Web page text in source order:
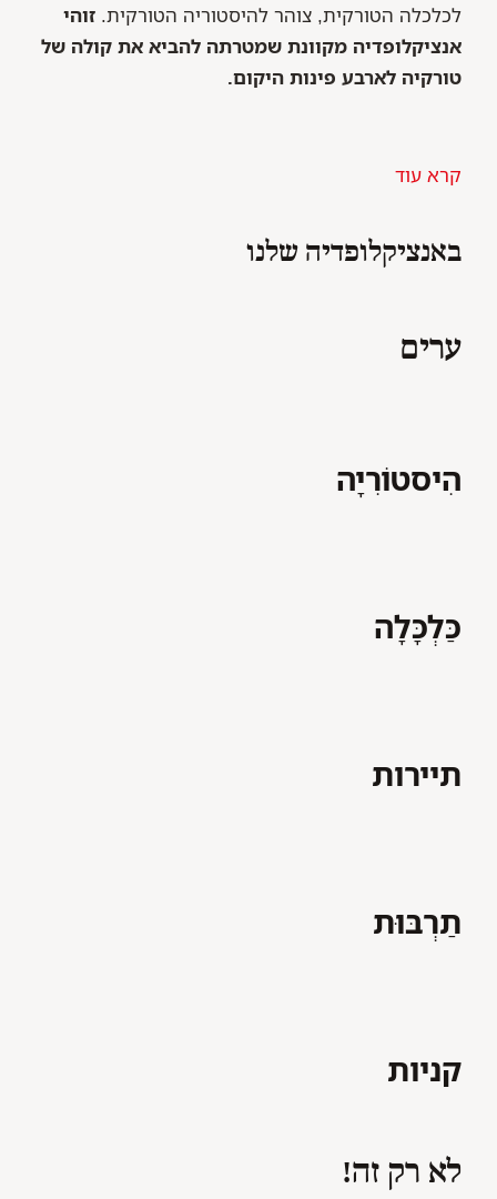
לכלכלה הטורקית, צוהר להיסטוריה הטורקית. זוהי
אנציקלופדיה מקוונת שמטרתה להביא את קולה של
טורקיה לארבע פינות היקום.
קרא עוד
באנציקלופדיה שלנו
ערים
הִיסטוֹרִיָה
כַּלְכָּלָה
תיירות
תַרְבּוּת
קניות
לא רק זה!